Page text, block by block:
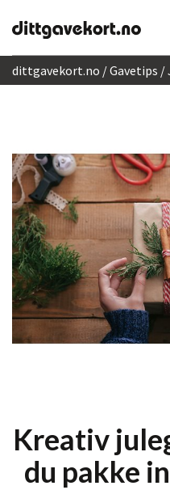
dittgavekort.no Gavetips
Kreativ
du pakke